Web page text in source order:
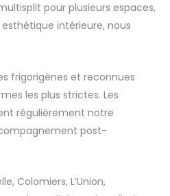
pour plusieurs espaces,
intérieure, nous
frigorigènes et reconnues
les plus strictes. Les
régulièrement notre
post-
Colomiers, L’Union,